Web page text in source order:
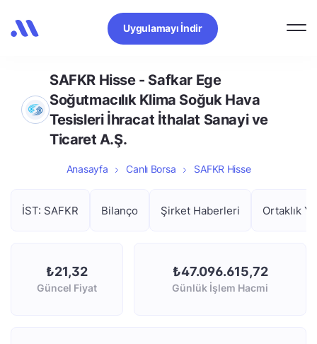
Uygulamayı İndir
SAFKR Hisse - Safkar Ege
Soğutmacılık Klima Soğuk Hava
Tesisleri İhracat İthalat Sanayi ve
Ticaret A.Ş.
Anasayfa Canlı Borsa SAFKR Hisse
İST: SAFKR Bilanço Şirket Haberleri Ortaklık
₺21,32
Güncel Fiyat
₺47.096.615,72
Günlük İşlem Hacmi